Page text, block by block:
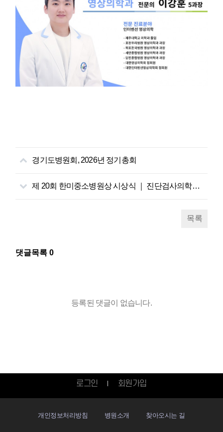
경기도병원회, 2026년 정기총회
제 20회 한미중소병원상 시상식 ｜ 진단검사의학과 권선정 실장 대한중소병원협회장상 수상
목록
댓글목록0
등록된 댓글이 없습니다.
로그인 회원가입
개인정보처리방침 병원소개 찾아오시는 길